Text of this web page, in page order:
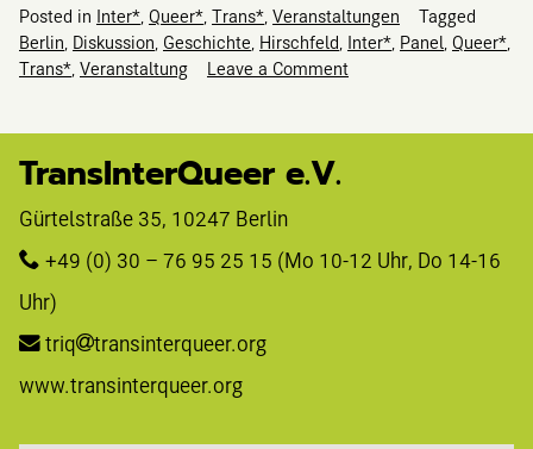
Posted in Inter*, Queer*, Trans*, Veranstaltungen
Tagged
Berlin, Diskussion, Geschichte, Hirschfeld, Inter*, Panel, Queer*,
Trans*, Veranstaltung Leave a Commenton
TransInterQueer e.V.
Gürtelstraße 35, 10247 Berlin
+49 (0) 30 – 76 95 25 15 (Mo 10-12 Uhr, Do 14-16
Uhr)
triq
transinterqueer.org
www.transinterqueer.org